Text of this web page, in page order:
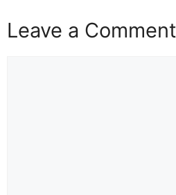
Leave a Comment